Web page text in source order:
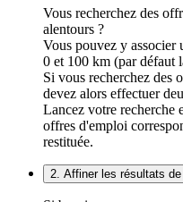
Vous recherchez des
alentours ?
Vous pouvez y associer
0 et 100 km (par défaut
Si vous recherchez des
devez alors effectuer
Lancez votre recherche
offres d'emploi
restituée.
2. Affiner les résultats